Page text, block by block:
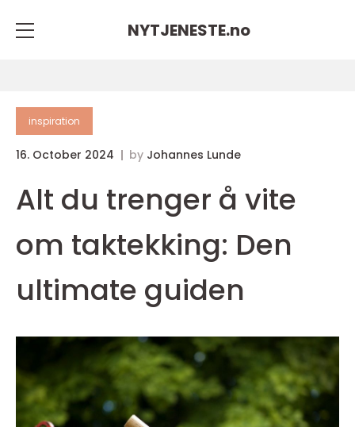
NYTJENESTE.no
inspiration
16. October 2024 by Johannes Lunde
Alt du trenger å vite
om taktekking: Den
ultimate guiden